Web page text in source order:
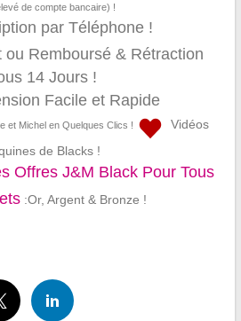
de compte bancaire) !
par Téléphone !
ou Remboursé & Rétraction
14 Jours !
Facile et Rapide
et Michel en Quelques Clics !
Vidéos
de Blacks !
Offres J&M Black Pour Tous
:Or, Argent & Bronze !